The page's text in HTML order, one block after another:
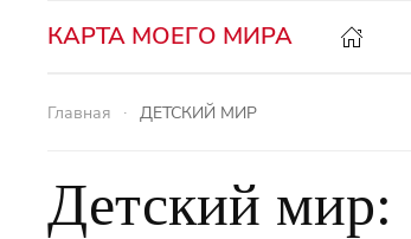
КАРТА МОЕГО МИРА
Главная ДЕТСКИЙ МИР
Детский мир: